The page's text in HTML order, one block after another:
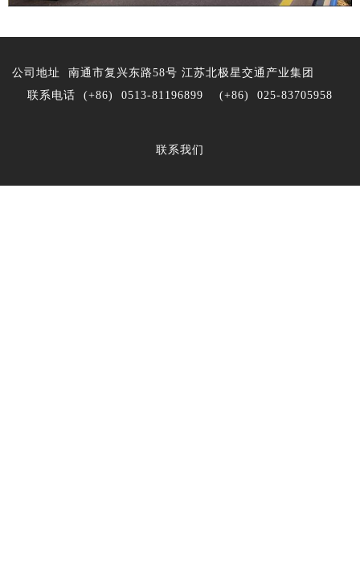
公司地址 南通市复兴东路58号 江苏北极星交通产业集团
联系电话 (+86) 0513-81196899 (+86) 025-83705958
联系我们